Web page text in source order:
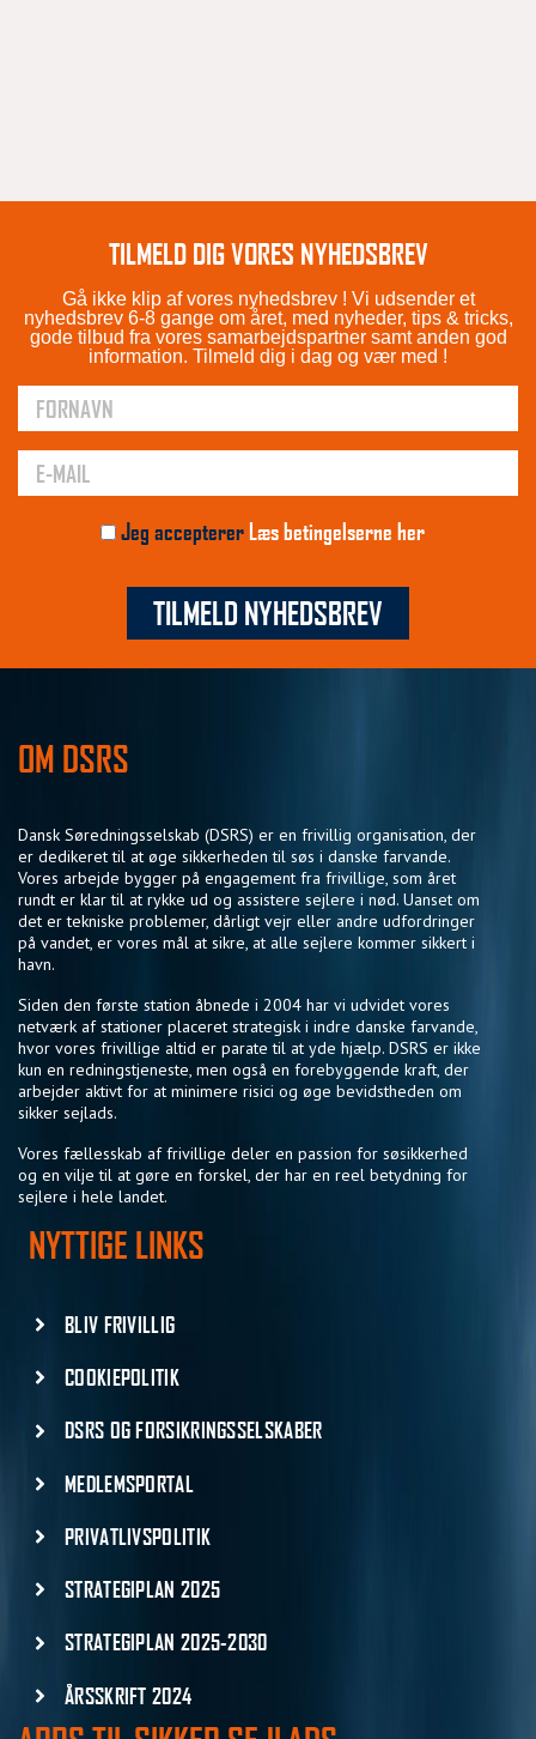
TILMELD DIG VORES NYHEDSBREV
Gå ikke klip af vores nyhedsbrev ! Vi udsender et
nyhedsbrev 6-8 gange om året, med nyheder, tips & tricks,
gode tilbud fra vores samarbejdspartner samt anden god
information. Tilmeld dig i dag og vær med !
Jeg acceptererLæs betingelserne her
TILMELD NYHEDSBREV
OM DSRS
Dansk Søredningsselskab (DSRS) er en frivillig organisation, der
er dedikeret til at øge sikkerheden til søs i danske farvande.
Vores arbejde bygger på engagement fra frivillige, som året
rundt er klar til at rykke ud og assistere sejlere i nød. Uanset om
det er tekniske problemer, dårligt vejr eller andre udfordringer
på vandet, er vores mål at sikre, at alle sejlere kommer sikkert i
havn.
Siden den første station åbnede i 2004 har vi udvidet vores
netværk af stationer placeret strategisk i indre danske farvande,
hvor vores frivillige altid er parate til at yde hjælp. DSRS er ikke
kun en redningstjeneste, men også en forebyggende kraft, der
arbejder aktivt for at minimere risici og øge bevidstheden om
sikker sejlads.
Vores fællesskab af frivillige deler en passion for søsikkerhed
og en vilje til at gøre en forskel, der har en reel betydning for
sejlere i hele landet.
NYTTIGE LINKS
BLIV FRIVILLIG
COOKIEPOLITIK
DSRS OG FORSIKRINGSSELSKABER
MEDLEMSPORTAL
PRIVATLIVSPOLITIK
STRATEGIPLAN 2025
STRATEGIPLAN 2025-2030
ÅRSSKRIFT 2024